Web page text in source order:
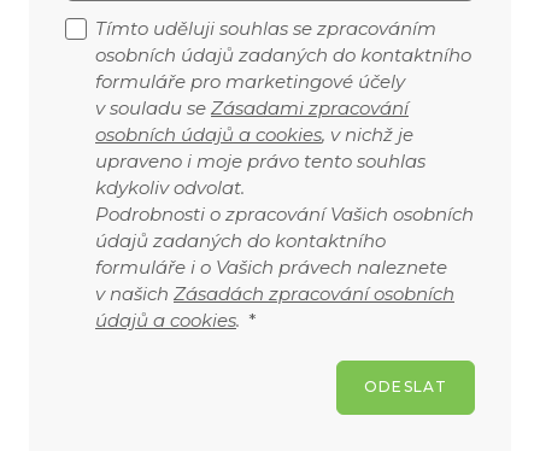
Tímto uděluji souhlas se zpracováním
osobních údajů zadaných do kontaktního
formuláře pro marketingové účely
v souladu se Zásadami zpracování
osobních údajů a cookies, v nichž je
upraveno i moje právo tento souhlas
kdykoliv odvolat.
Podrobnosti o zpracování Vašich osobních
údajů zadaných do kontaktního
formuláře i o Vašich právech naleznete
v našich Zásadách zpracování osobních
údajů a cookies. *
ODESLAT